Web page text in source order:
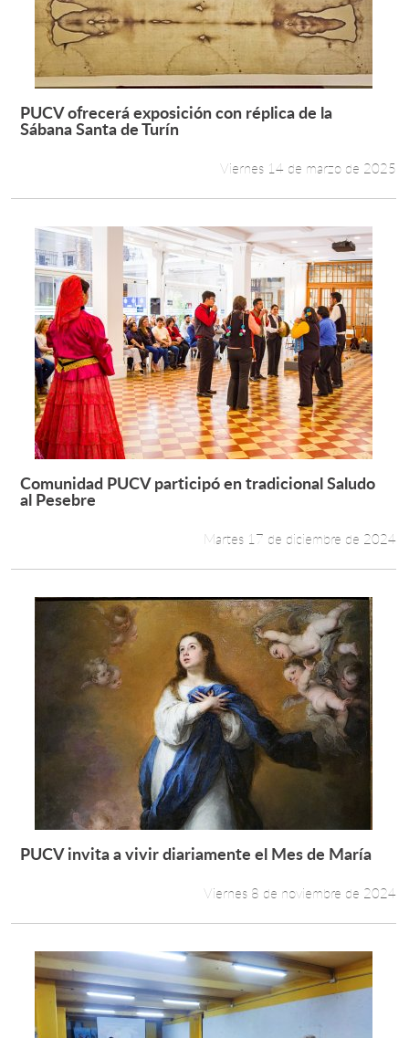
Leer más +
PUCV ofrecerá exposición con réplica de la
Sábana Santa de Turín
Viernes 14 de marzo de 2025
Leer más +
Comunidad PUCV participó en tradicional Saludo
al Pesebre
Martes 17 de diciembre de 2024
Leer más +
PUCV invita a vivir diariamente el Mes de María
Viernes 8 de noviembre de 2024